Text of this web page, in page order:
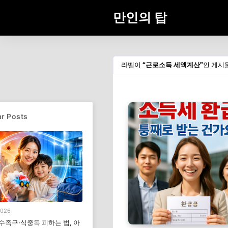
만인의 탑
라벨이 근로소득 세액계산 인 게시
Posts
족구·식중독 피하는 법, 아